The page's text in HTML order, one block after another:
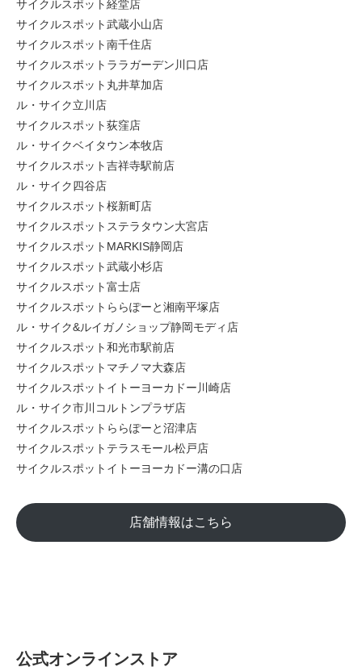
サイクルスポット経堂店
サイクルスポット武蔵小山店
サイクルスポット南千住店
サイクルスポットララガーデン川口店
サイクルスポット丸井草加店
ル・サイク立川店
サイクルスポット荻窪店
ル・サイクベイタウン本牧店
サイクルスポット吉祥寺駅前店
ル・サイク四谷店
サイクルスポット桜新町店
サイクルスポットステラタウン大宮店
サイクルスポットMARKIS静岡店
サイクルスポット武蔵小杉店
サイクルスポット富士店
サイクルスポットららぽーと湘南平塚店
ル・サイク&ルイガノショップ静岡モディ店
サイクルスポット和光市駅前店
サイクルスポットマチノマ大森店
サイクルスポットイトーヨーカドー川崎店
ル・サイク市川コルトンプラザ店
サイクルスポットららぽーと沼津店
サイクルスポットテラスモール松戸店
サイクルスポットイトーヨーカドー溝の口店
店舗情報はこちら
公式オンラインストア